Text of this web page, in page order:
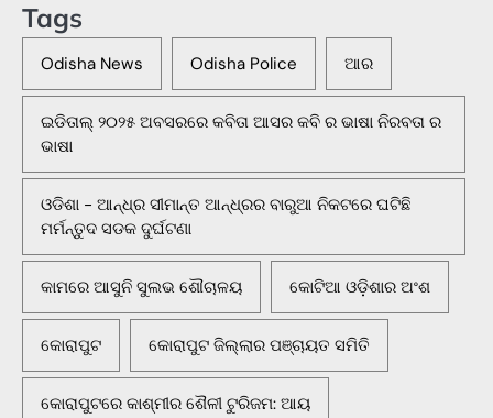
Tags
Odisha News Odisha Police ଆର
ଇଡିତାଲ୍ ୨୦୨୫ ଅବସରରେ କବିତା ଆସର କବି ର ଭାଷା ନିରବତା ର
ଭାଷା
ଓଡିଶା - ଆନ୍ଧ୍ର ସୀମାନ୍ତ ଆନ୍ଧ୍ରର ବାରୁଆ ନିକଟରେ ଘଟିଛି
ମର୍ମନ୍ତୁଦ ସଡକ ଦୁର୍ଘଟଣା
କାମରେ ଆସୁନି ସୁଲଭ ଶୌଚାଳୟ କୋଟିଆ ଓଡ଼ିଶାର ଅଂଶ
କୋରାପୁଟ କୋରାପୁଟ ଜିଲ୍ଲାର ପଞ୍ଚାୟତ ସମିତି
କୋରାପୁଟରେ କାଶ୍ମୀର ଶୈଳୀ ଟୁରିଜମ: ଆୟ